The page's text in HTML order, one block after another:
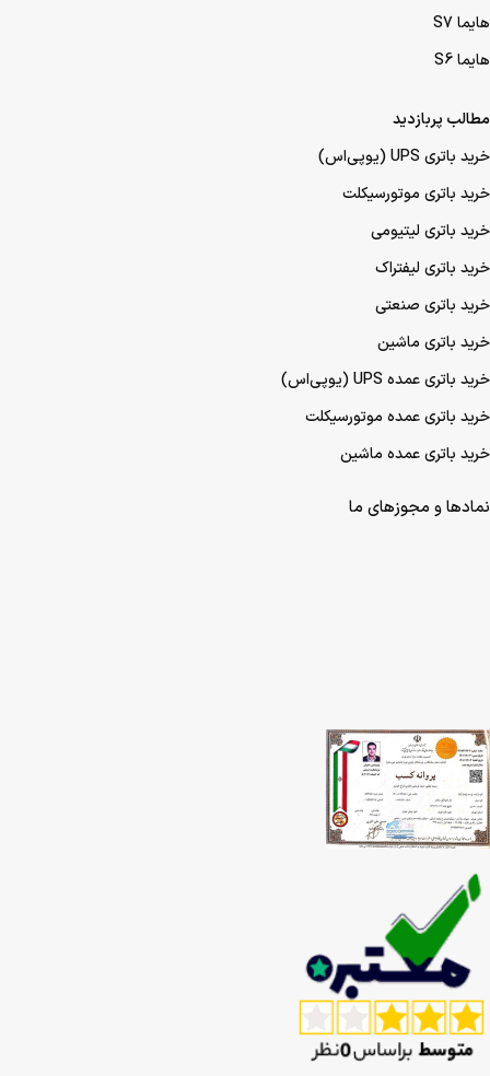
هایما S7
هایما S6
مطالب پربازدید
خرید باتری UPS (یو‌پی‌اس)
خرید باتری موتورسیکلت
خرید باتری لیتیومی
خرید باتری لیفتراک
خرید باتری صنعتی
خرید باتری ماشین
خرید باتری عمده UPS (یو‌پی‌اس)
خرید باتری عمده موتورسیکلت
خرید باتری عمده ماشین
نمادها و مجوزهای ما